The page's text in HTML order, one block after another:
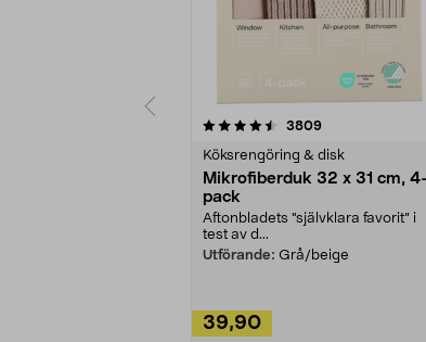
3809recensioner
Köksrengöring & disk
Mikrofiberduk 32 x 31 cm, 4-
pack
Aftonbladets "självklara favorit” i
test av d...
Utförande: Grå/beige
39,90
4.0av 5 stjärnor